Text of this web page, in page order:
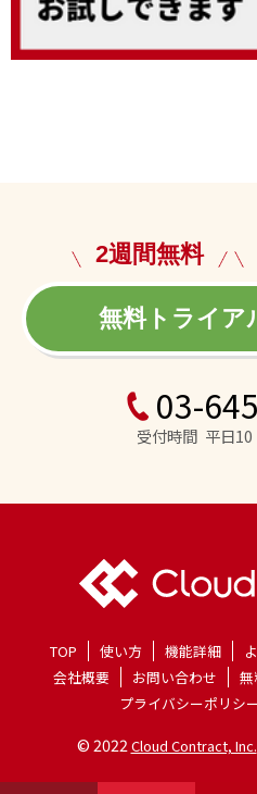
2週間無料
無料トライア
03-
受付時間 平日
TOP 使い方 機能詳細
会社概要
お問い合わせ 無
プライバシーポリシ
© 2022 Cloud Contract, Inc.